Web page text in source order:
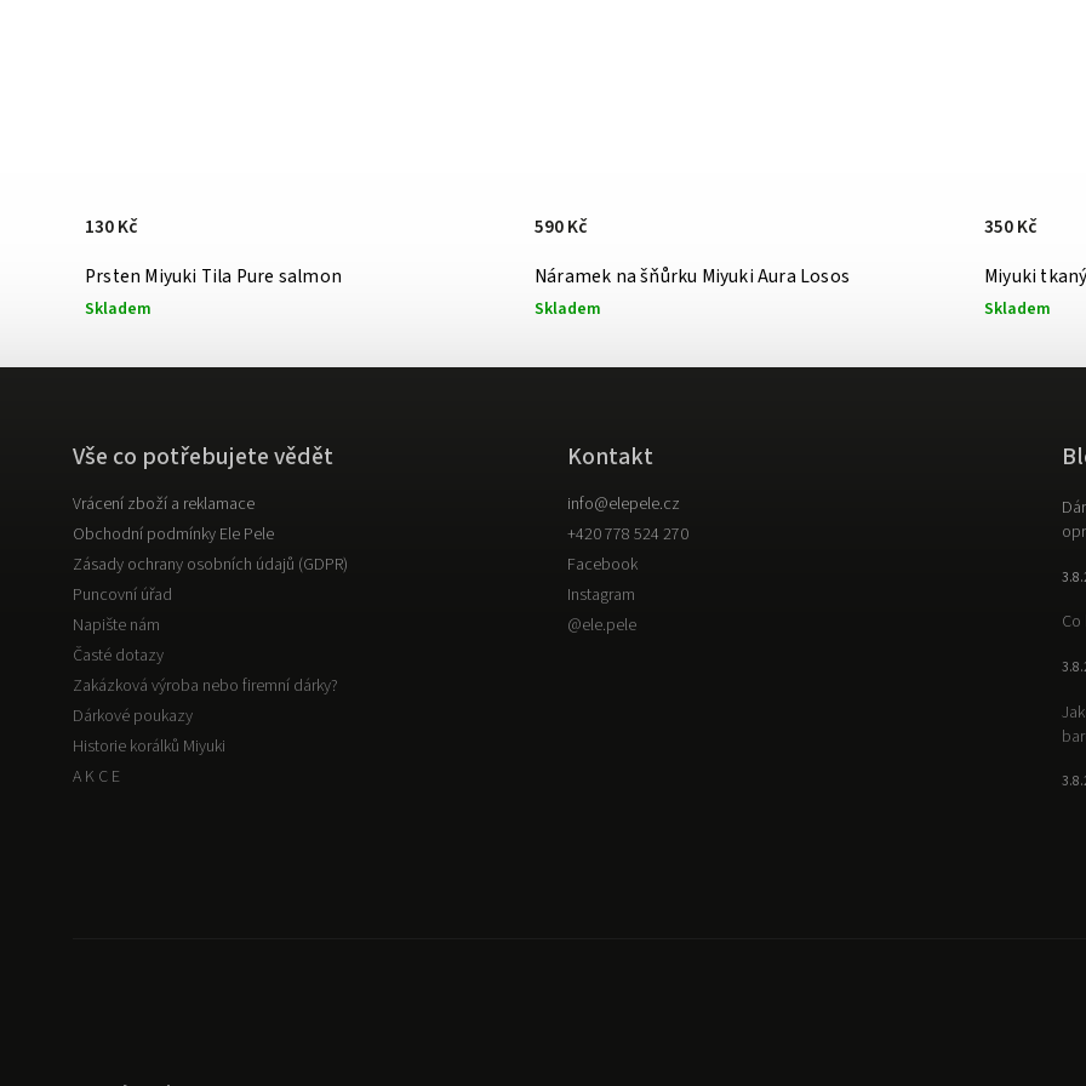
Prsten Miyuki Tila Pure salmon
Skladem
130 Kč
Náramek na šňůrku Miyuki Aura Losos
Skladem
590 Kč
Skladem
350 Kč
Vše co potřebujete vědět
Vrácení zboží a reklamace
Obchodní podmínky Ele Pele
Zásady ochrany osobních údajů (GDPR)
Puncovní úřad
Napište nám
Časté dotazy
Zakázková výroba nebo firemní dárky?
Dárkové poukazy
Historie korálků Miyuki
A K C E
Kontakt
info@elepele.cz
+420 778 524 270
Facebook
Instagram
@ele.pele